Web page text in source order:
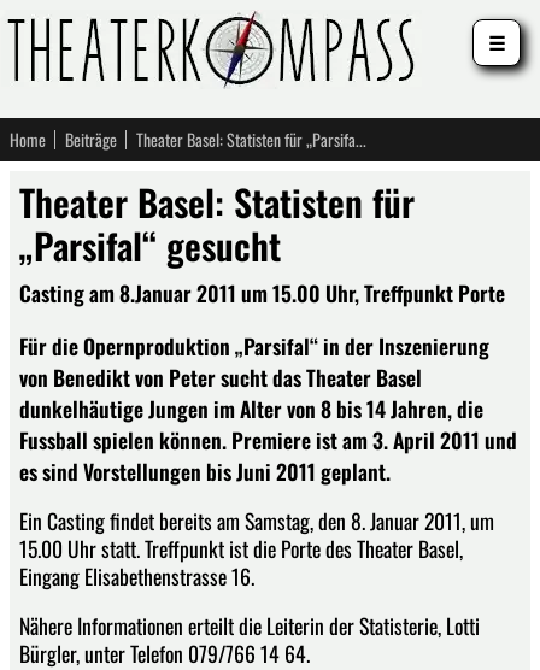
Home Beiträge Theater Basel: Statisten für „Parsifal“ gesucht
Theater Basel: Statisten für
„Parsifal“ gesucht
Casting am 8.Januar 2011 um 15.00 Uhr, Treffpunkt Porte
Für die Opernproduktion „Parsifal“ in der Inszenierung
von Benedikt von Peter sucht das Theater Basel
dunkelhäutige Jungen im Alter von 8 bis 14 Jahren, die
Fussball spielen können. Premiere ist am 3. April 2011 und
es sind Vorstellungen bis Juni 2011 geplant.
Ein Casting findet bereits am Samstag, den 8. Januar 2011, um
15.00 Uhr statt. Treffpunkt ist die Porte des Theater Basel,
Eingang Elisabethenstrasse 16.
Nähere Informationen erteilt die Leiterin der Statisterie, Lotti
Bürgler, unter Telefon 079/766 14 64.
☰